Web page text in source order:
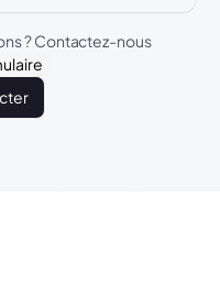
? Contactez-nous